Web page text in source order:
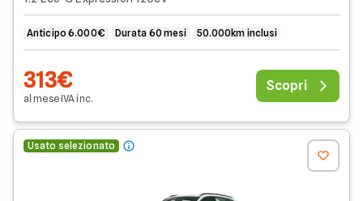
Anticipo 6.000€ Durata 60 mesi 50.000km inclusi
313€
al meseIVAinc.
Scopri
Usato selezionato